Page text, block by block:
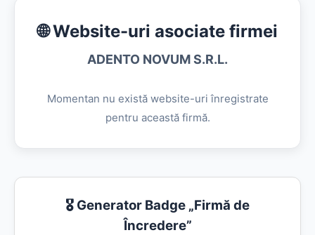
🌐 Website-uri asociate firmei
ADENTO NOVUM S.R.L.
Momentan nu există website-uri înregistrate
pentru această firmă.
🎖️ Generator Badge „Firmă de
Încredere”